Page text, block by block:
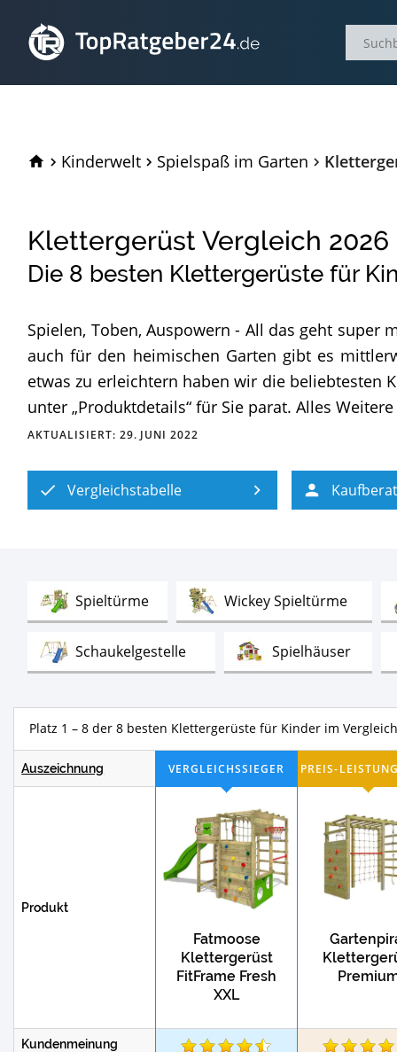
TopRatgeber24.de
Kinderwelt Spielspaß im Garten
Klettergerüst Vergleich 2026
Die 8 besten Klettergerüste für
Spielen, Toben, Auspowern - All das geht
auch für den heimischen Garten gibt es
etwas zu erleichtern haben wir die beliebtesten
unter „Produktdetails“ für Sie parat. Alles
AKTUALISIERT: 29. JUNI 2022
Vergleichstabelle
SpieltürmeTest Wickey SpieltürmeTest
SchaukelgestelleTest SpielhäuserTest
Platz 1 – 8 der 8 besten Klettergerüste für Kinder im Vergleich
Auszeichnung
Produkt
Fatmoose
Klettergerüst
FitFrame Fresh
XXL
Kundenmeinung